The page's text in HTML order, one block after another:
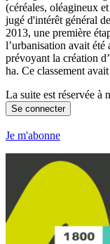
(céréales, oléagineux
jugé d'intérêt général
2013, une première
l’urbanisation avait été
prévoyant la création
ha. Ce classement
La suite est réservée à
Se connecter
Je m'abonne